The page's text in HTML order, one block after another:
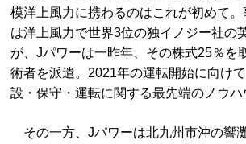
模洋上風力に携わるのはこれが初めて
は洋上風力で世界3位の独イノジー社の
が、Jパワーは一昨年、その株式25％を
術者を派遣。2021年の運転開始に向け
設・保守・運転に関する最先端のノウハ
その一方、Jパワーは北九州市沖の響